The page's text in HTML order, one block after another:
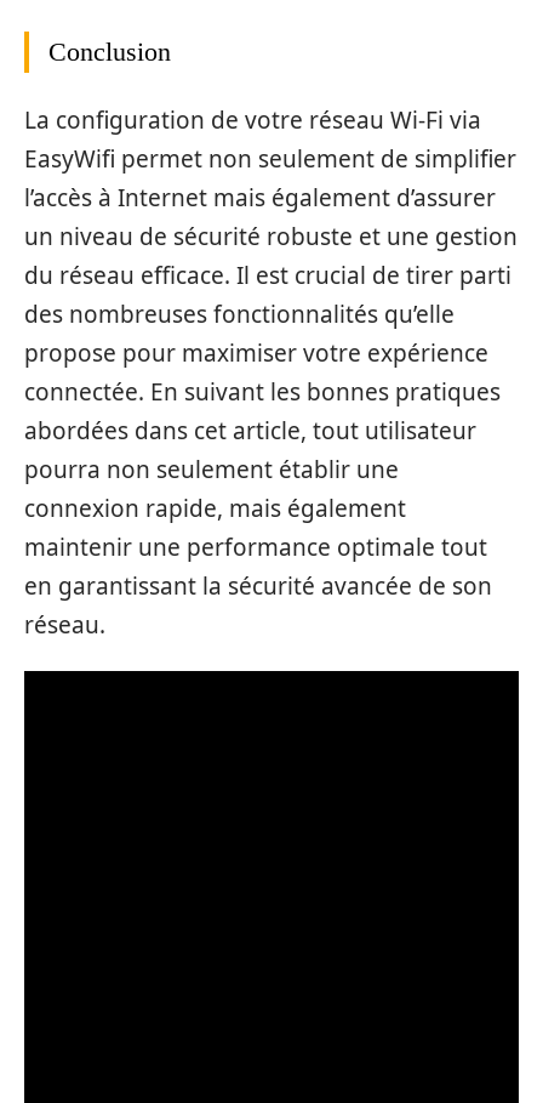
Conclusion
La configuration de votre réseau Wi-Fi via
EasyWifi permet non seulement de simplifier
l’accès à Internet mais également d’assurer
un niveau de sécurité robuste et une gestion
du réseau efficace. Il est crucial de tirer parti
des nombreuses fonctionnalités qu’elle
propose pour maximiser votre expérience
connectée. En suivant les bonnes pratiques
abordées dans cet article, tout utilisateur
pourra non seulement établir une
connexion rapide, mais également
maintenir une performance optimale tout
en garantissant la sécurité avancée de son
réseau.